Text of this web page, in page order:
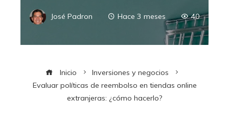
José Padron Hace 3 meses 40
Inicio
Inversiones y negocios
Evaluar políticas de reembolso en tiendas online
extranjeras: ¿cómo hacerlo?